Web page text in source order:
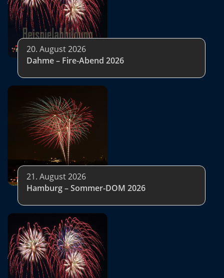
20. August 2026
Dahme – Fire-Abend 2026
21. August 2026
Hamburg – Sommer-DOM 2026